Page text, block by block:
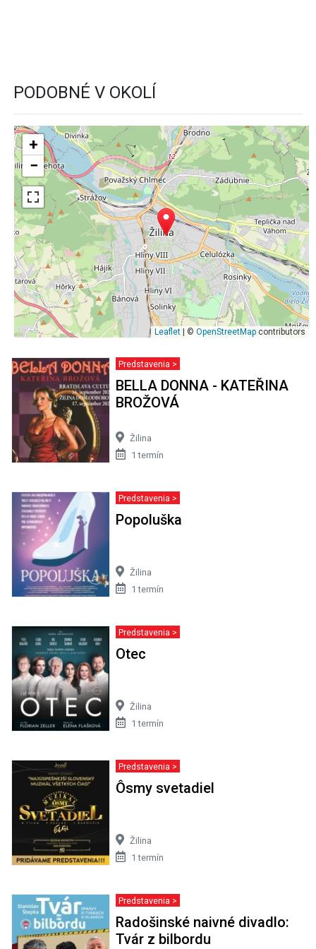
PODOBNÉ V OKOLÍ
+
−
Leaflet | © OpenStreetMap contributors
Predstavenia >
BELLA DONNA - KATEŘINA
BROŽOVÁ
Žilina
1 termín
Predstavenia >
Popoluška
Žilina
1 termín
Predstavenia >
Otec
Žilina
1 termín
Predstavenia >
Ôsmy svetadiel
Žilina
1 termín
Predstavenia >
Radošinské naivné divadlo:
Tvár z bilbordu